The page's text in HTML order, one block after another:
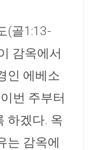
(골1:13-
감옥에서
인 에베소
번 주부터
하겠다. 옥
는 감옥에